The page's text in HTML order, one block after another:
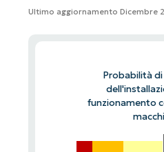
Ultimo aggiornamento Dicembre
Probabilità
funzionamento